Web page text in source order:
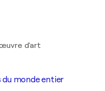
d'art
du monde entier